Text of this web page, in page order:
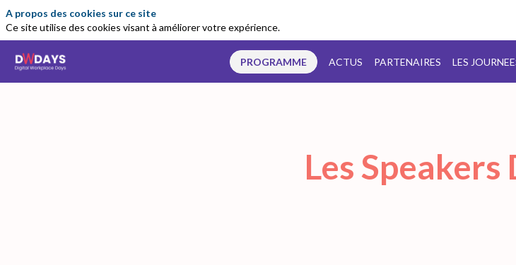
PROGRAMME ACTUS PARTENAIRES LES
Les
A propos des cookies sur ce site
Ce site utilise des cookies visant à améliorer votre expérience.